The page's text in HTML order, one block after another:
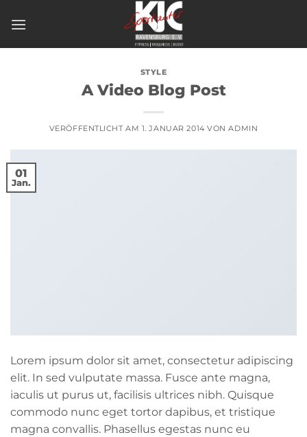
Inhalt
STYLE
A Video Blog Post
VERÖFFENTLICHT AM 1. JANUAR 2014 VONADMIN
01
Jan.
Lorem ipsum dolor sit amet, consectetur adipiscing
elit. In sed vulputate massa. Fusce ante magna,
iaculis ut purus ut, facilisis ultrices nibh. Quisque
commodo nunc eget tortor dapibus, et tristique
magna convallis. Phasellus egestas nunc eu